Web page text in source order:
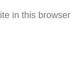
in this browser